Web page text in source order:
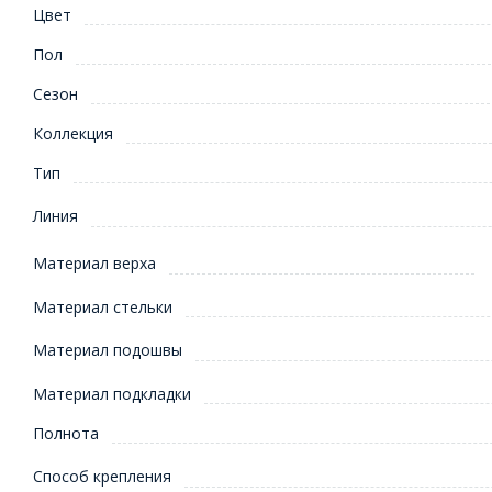
Цвет
Пол
Сезон
Коллекция
Тип
Линия
Материал верха
Материал стельки
Материал подошвы
Материал подкладки
Полнота
Способ крепления